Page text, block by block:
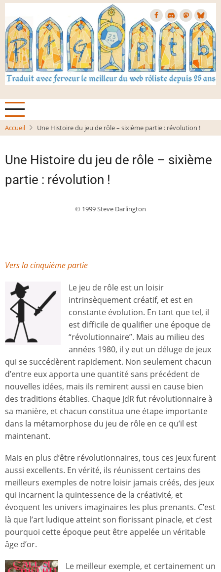
Aller
contenu
principal
Accueil Une Histoire du jeu de rôle – sixième partie : révolution !
Une Histoire du jeu de rôle – sixième
partie : révolution !
© 1999 Steve Darlington
Vers la cinquième partie
Le jeu de rôle est un loisir
intrinsèquement créatif, et est en
constante évolution. En tant que tel, il
est difficile de qualifier une époque de
“révolutionnaire”. Mais au milieu des
années 1980, il y eut un déluge de jeux
qui se succédèrent rapidement. Non seulement chacun
d’entre eux apporta une quantité sans précédent de
nouvelles idées, mais ils remirent aussi en cause bien
des traditions établies. Chaque JdR fut révolutionnaire à
sa manière, et chacun constitua une étape importante
dans la métamorphose du jeu de rôle en ce qu’il est
maintenant.
Mais en plus d’être révolutionnaires, tous ces jeux furent
aussi excellents. En vérité, ils réunissent certains des
meilleurs exemples de notre loisir jamais créés, des jeux
qui incarnent la quintessence de la créativité, et
évoquent les univers imaginaires les plus prenants. C’est
là que l’art ludique atteint son florissant pinacle, et c’est
pourquoi cette époque peut être appelée un véritable
âge d’or.
Le meilleur exemple, et certainement un